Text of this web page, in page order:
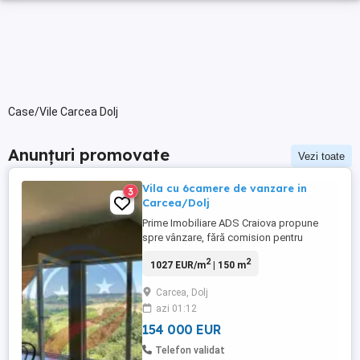
Case/Vile Carcea Dolj
Anunțuri promovate Vezi toate
3
Vila cu 6camere de vanzare in
Carcea/Dolj
Prime Imobiliare ADS Craiova propune
spre vânzare, fără comision pentru
localitatea Cârcea, județul Dolj, pe strada
poziție excelentă, oferind intimitate
completă în partea din spate și vedere
panoramică către stadion, ...
1027 EUR/m2| 150 m2
Carcea, Dolj
azi 01:12
154 000 EUR
Telefon validat